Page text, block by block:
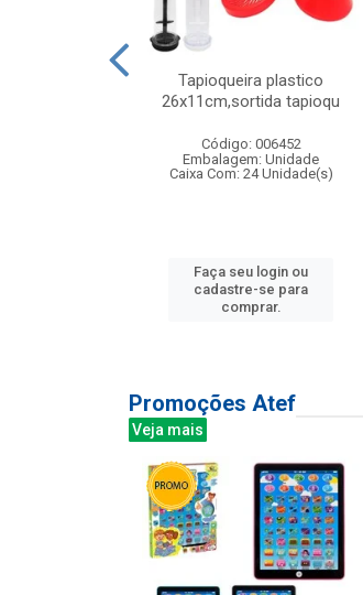
Tapioqueira plastico
26x11cm,sortida tapioqu
Código: 006452
Embalagem: Unidade
Caixa Com: 24 Unidade(s)
Faça seu login ou
cadastre-se para
comprar.
Promoções Atef
Veja mais